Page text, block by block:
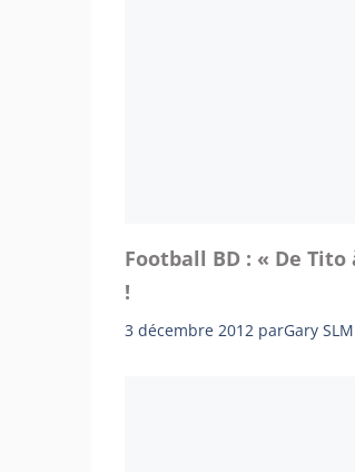
Football BD : « De Tito
!
3 décembre 2012 parGary SLM